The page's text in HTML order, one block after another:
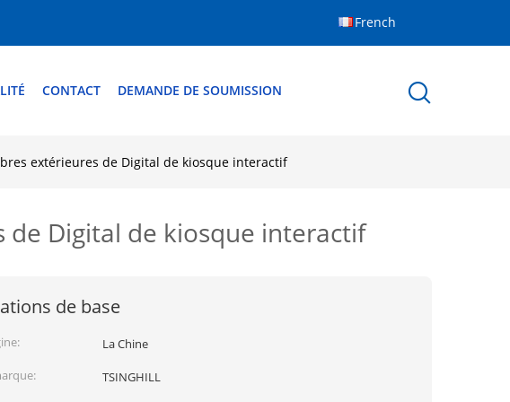
French
CONTACT DEMANDE DE SOUMISSION
extérieures de Digital de kiosque interactif
Digital de kiosque interactif
de base
La Chine
TSINGHILL